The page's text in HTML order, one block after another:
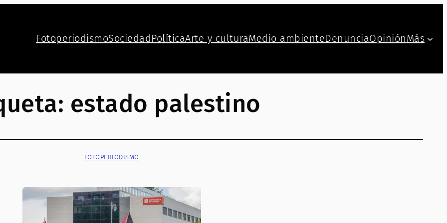
FotoperiodismoSociedadPolíticaArte y culturaMedio ambienteDenunciaOpiniónMás
estado palestino
FOTOPERIODISMO